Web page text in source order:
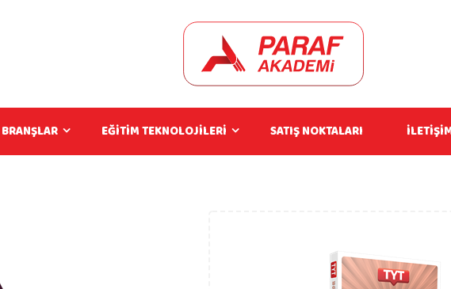
BRANŞLAR EĞİTİM TEKNOLOJİLERİ SATIŞ NOKTALARI